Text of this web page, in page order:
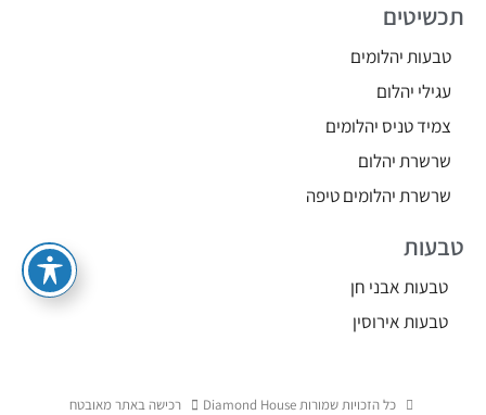
תכשיטים
טבעות יהלומים
עגילי יהלום
צמיד טניס יהלומים
שרשרת יהלום
שרשרת יהלומים טיפה
טבעות
טבעות אבני חן
טבעות אירוסין
כל הזכויות שמורות Diamond House רכישה באתר מאובטח